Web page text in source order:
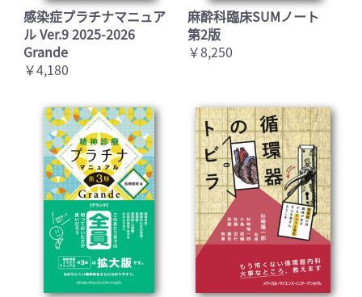
感染症プラチナマニュア
ル Ver.9 2025-2026
Grande
￥4,180
麻酔科臨床SUMノート
第2版
￥8,250